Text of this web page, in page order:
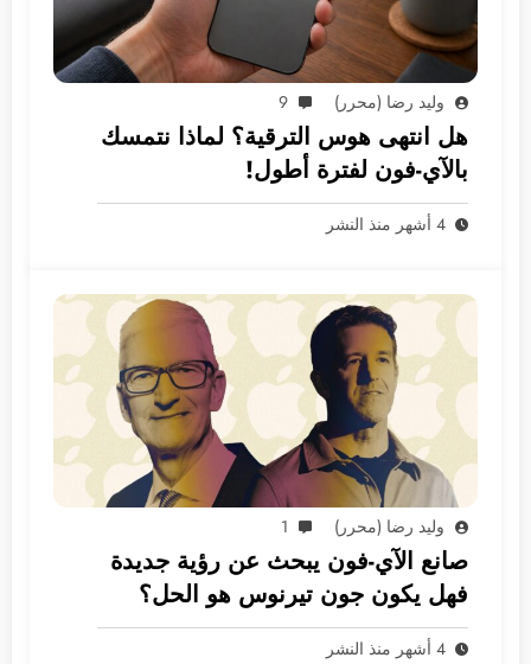
وليد رضا (محرر) 9
هل انتهى هوس الترقية؟ لماذا نتمسك
بالآي-فون لفترة أطول!
4 أشهر منذ النشر
وليد رضا (محرر) 1
صانع الآي-فون يبحث عن رؤية جديدة
فهل يكون جون تيرنوس هو الحل؟
4 أشهر منذ النشر